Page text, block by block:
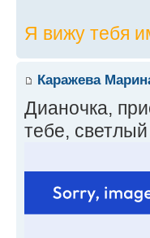
Я вижу тебя
Каражева
Дианочка,
тебе,